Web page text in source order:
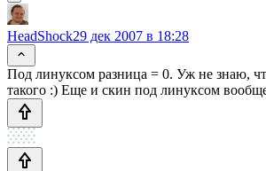
HeadShock29 дек 2007 в 18:28
Под линуксом разница = 0. Уж не знаю,
такого :) Еще и скин под линуксом